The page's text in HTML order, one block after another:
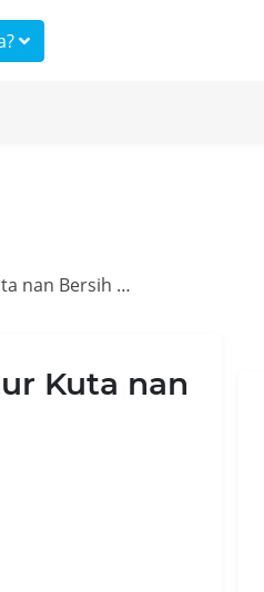
Pantai Ngalur Tulungagung, Miniatur Kuta nan Bersih Alami
Kuta nan